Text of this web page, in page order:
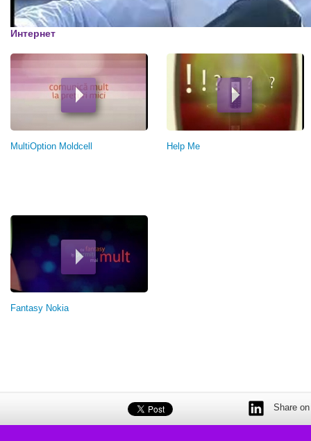
00:00
Интернет
MultiOption Moldcell Help Me
Fantasy Nokia
Share